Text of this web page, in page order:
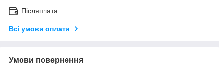
Післяплата
Всі умови оплати
Умови повернення